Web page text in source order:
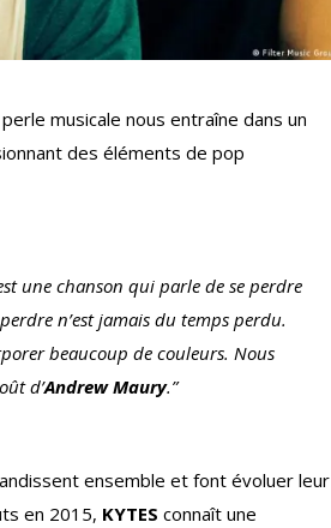
musicale nous entraîne dans un
des éléments de pop
une chanson qui parle de se perdre
n’est jamais du temps perdu.
beaucoup de couleurs. Nous
d’Andrew Maury.”
ensemble et font évoluer leur
en 2015, KYTES connaît une